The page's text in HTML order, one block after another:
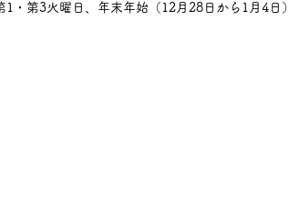
1・第3火曜日、年末年始（12月28日から1月4日）